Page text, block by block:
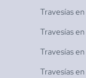
Travesías en
Travesías en
Travesías en
Travesías en